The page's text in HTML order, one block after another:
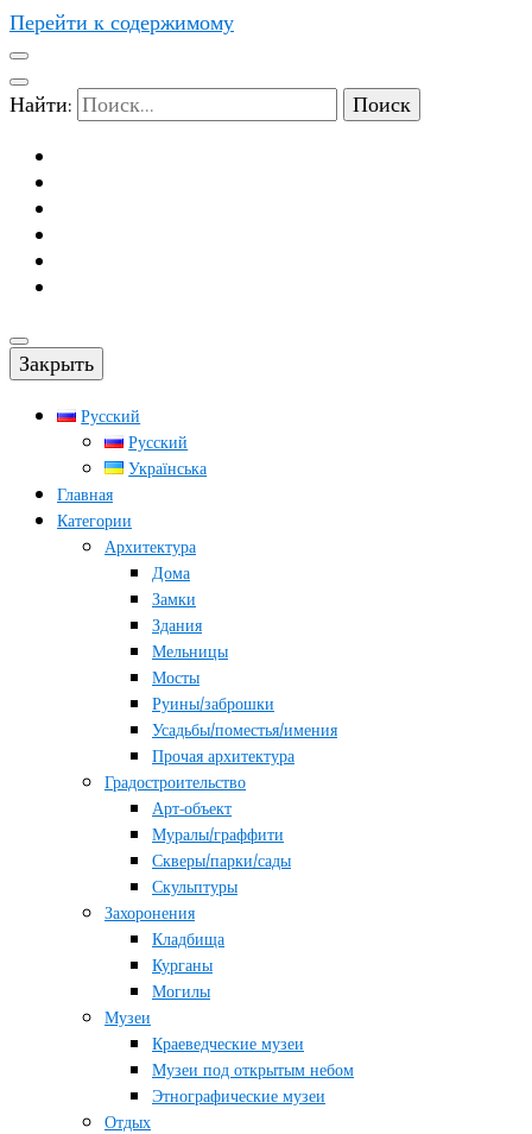
Перейти к содержимому
Найти:
Закрыть
Русский
Русский
Українська
Главная
Категории
Архитектура
Дома
Замки
Здания
Мельницы
Мосты
Руины/заброшки
Усадьбы/поместья/имения
Прочая архитектура
Градостроительство
Арт-объект
Муралы/граффити
Скверы/парки/сады
Скульптуры
Захоронения
Кладбища
Курганы
Могилы
Музеи
Краеведческие музеи
Музеи под открытым небом
Этнографические музеи
Отдых